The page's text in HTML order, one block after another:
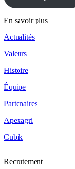
En savoir plus
Actualités
Valeurs
Histoire
Équipe
Partenaires
Apexagri
Cubik
Recrutement